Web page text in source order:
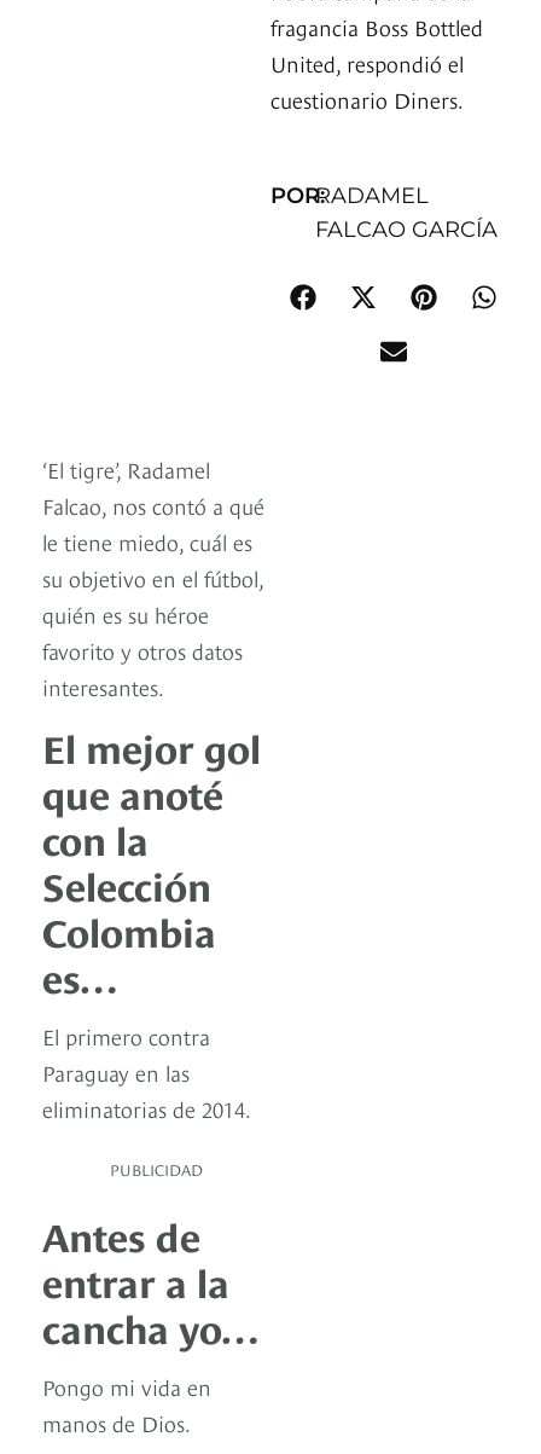
fragancia Boss Bottled
United, respondió el
cuestionario Diners.
POR:RADAMEL
FALCAO GARCÍA
‘El tigre’, Radamel
Falcao, nos contó a qué
le tiene miedo, cuál es
su objetivo en el fútbol,
quién es su héroe
favorito y otros datos
interesantes.
El mejor gol
que anoté
con la
Selección
Colombia
es…
El primero contra
Paraguay en las
eliminatorias de 2014.
PUBLICIDAD
Antes de
entrar a la
cancha yo…
Pongo mi vida en
manos de Dios.